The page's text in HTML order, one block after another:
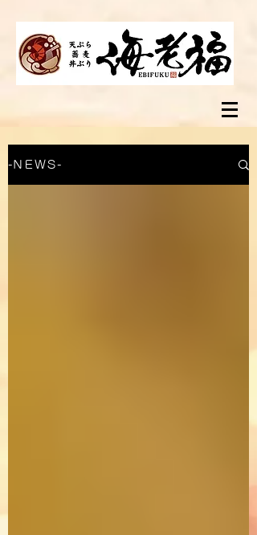
-ＮＥＷＳ-